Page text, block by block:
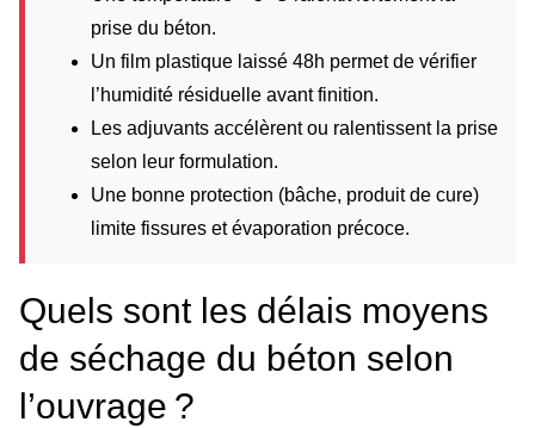
prise du béton.
Un film plastique laissé 48h permet de vérifier
l’humidité résiduelle avant finition.
Les adjuvants accélèrent ou ralentissent la prise
selon leur formulation.
Une bonne protection (bâche, produit de cure)
limite fissures et évaporation précoce.
Quels sont les délais moyens
de séchage du béton selon
l’ouvrage ?